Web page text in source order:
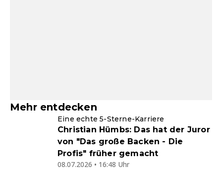
Mehr entdecken
Eine echte 5-Sterne-Karriere
Christian Hümbs: Das hat der Juror
von "Das große Backen - Die
Profis" früher gemacht
08.07.2026 • 16:48 Uhr